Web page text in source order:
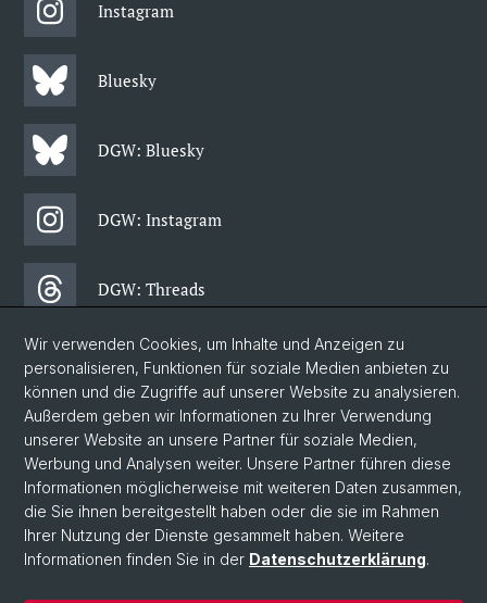
Instagram
Bluesky
DGW: Bluesky
DGW: Instagram
DGW: Threads
DGW: Facebook
DGW: Newsletter
© Universität Basel
Datenschutzerklärung
Philosophisch-Historische Fakultät
Departement Gesellschaftswissenschaften
Wir verwenden Cookies, um Inhalte und Anzeigen zu
personalisieren, Funktionen für soziale Medien anbieten zu
können und die Zugriffe auf unserer Website zu analysieren.
Außerdem geben wir Informationen zu Ihrer Verwendung
unserer Website an unsere Partner für soziale Medien,
Werbung und Analysen weiter. Unsere Partner führen diese
Informationen möglicherweise mit weiteren Daten zusammen,
die Sie ihnen bereitgestellt haben oder die sie im Rahmen
Ihrer Nutzung der Dienste gesammelt haben. Weitere
Informationen finden Sie in der Datenschutzerklärung.